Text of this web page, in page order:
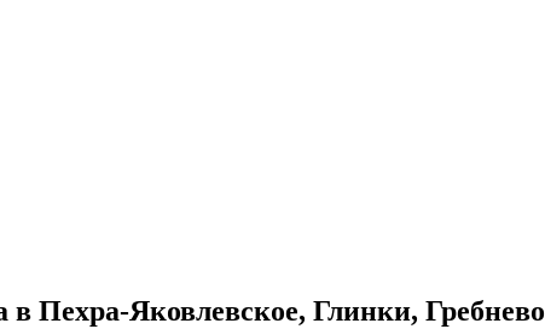
в Пехра-Яковлевское, Глинки, Гребнево